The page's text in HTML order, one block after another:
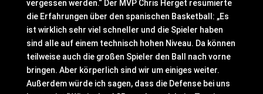
vergessen werden.“ Der MVP Chris Herget resümierte
die Erfahrungen über den spanischen Basketball: „Es
ist wirklich sehr viel schneller und die Spieler haben
sind alle auf einem technisch hohen Niveau. Da können
teilweise auch die großen Spieler den Ball nach vorne
bringen. Aber körperlich sind wir um einiges weiter.
Außerdem würde ich sagen, dass die Defense bei uns